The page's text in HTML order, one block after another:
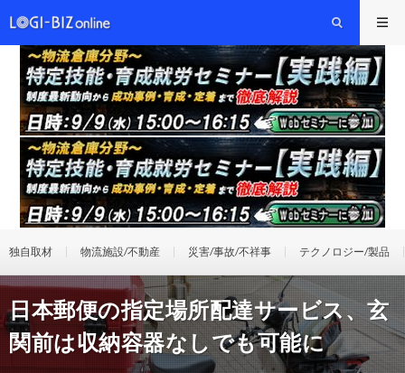
独自取材 物流施設/不動産 災害/事故/不祥事 テクノロジー/製品
日本郵便の指定場所配達サービス、玄
関前は収納容器なしでも可能に